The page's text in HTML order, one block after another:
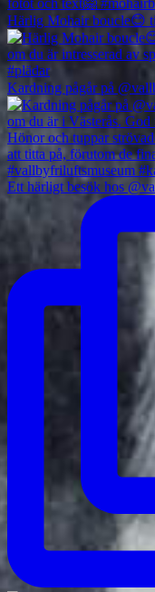
Härlig Mohair boucle😊
Kardning pågår på
Ett härligt besök hos